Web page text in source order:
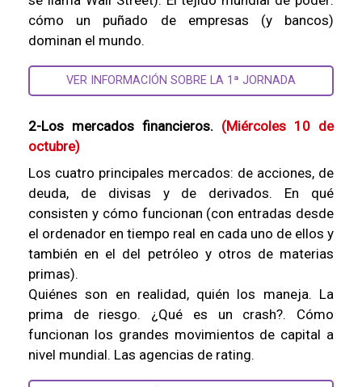
cómo un puñado de empresas (y bancos)
dominan el mundo.
VER INFORMACIÓN SOBRE LA 1ª JORNADA
2-Los mercados financieros. (Miércoles 10 de
octubre)
Los cuatro principales mercados: de acciones, de
deuda, de divisas y de derivados. En qué
consisten y cómo funcionan (con entradas desde
el ordenador en tiempo real en cada uno de ellos y
también en el del petróleo y otros de materias
primas).
Quiénes son en realidad, quién los maneja. La
prima de riesgo. ¿Qué es un crash?. Cómo
funcionan los grandes movimientos de capital a
nivel mundial. Las agencias de rating.